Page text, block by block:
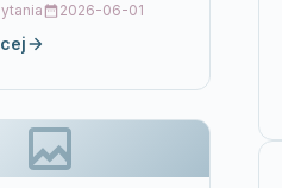
się, jak dobrać
2026-06-01